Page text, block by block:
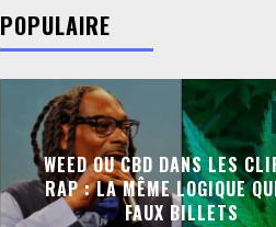
POPULAIRE
WEED OU CBD DANS LES
RAP : LA MÊME LOGIQUE
FAUX BILLETS